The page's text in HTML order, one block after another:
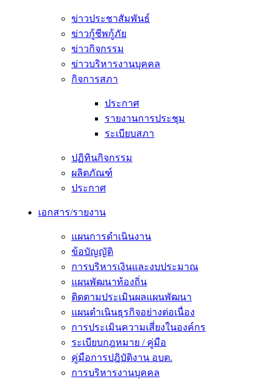
ข่าวประชาสัมพันธ์
ข่าวกู้ชีพกู้ภัย
ข่าวกิจกรรม
ข่าวบริหารงานบุคคล
กิจการสภา
ประกาศ
รายงานการประชุม
ระเบียบสภา
ปฏิทินกิจกรรม
ผลิตภัณฑ์
ประกาศ
เอกสาร/รายงาน
แผนการดำเนินงาน
ข้อบัญญัติ
การบริหารเงินและงบประมาณ
แผนพัฒนาท้องถิ่น
ติดตามประเมินผลแผนพัฒนา
แผนดำเนินธุรกิจอย่างต่อเนื่อง
การประเมินความเสี่ยงในองค์กร
ระเบียบกฎหมาย / คู่มือ
คู่มือการปฎิบัติงาน อบต.
การบริหารงานบุคคล